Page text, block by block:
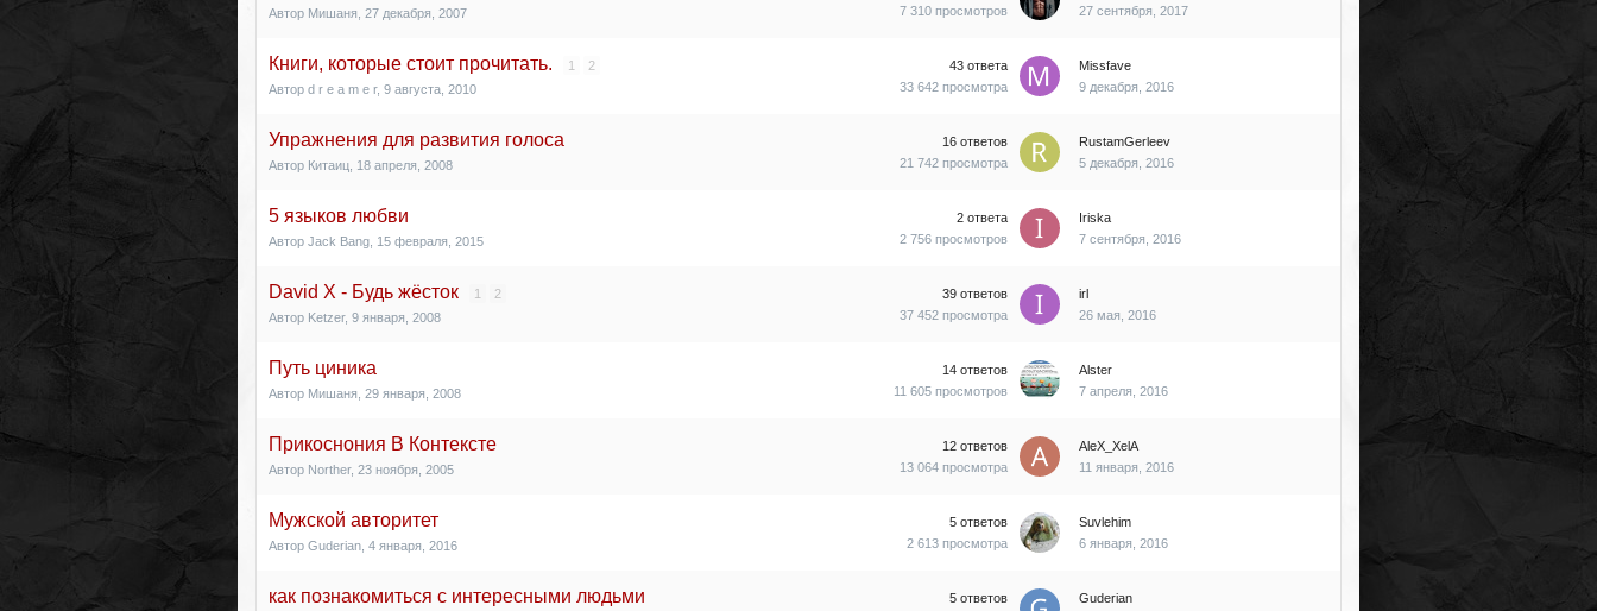
Автор Мишаня 27 декабря, 2007
7 310 просмотров
27 сентября, 2017
Книги, которые стоит прочитать. 1
2
Автор d r e a m e r, 9 августа, 2010
43 ответа
33 642 просмотра
Missfave
9 декабря, 2016
Упражнения для развития голоса
Автор Китаиц 18 апреля, 2008
16 ответов
21 742 просмотра
RustamGerleev
5 декабря, 2016
5 языков любви
Автор Jack Bang 15 февраля, 2015
2 ответа
2 756 просмотров
Iriska
7 сентября, 2016
David X - Будь жёсток 1
2
Автор Ketzer, 9 января, 2008
39 ответов
37 452 просмотра
irl
26 мая, 2016
Путь циника
Автор Мишаня 29 января, 2008
14 ответов
11 605 просмотров
Alster
7 апреля, 2016
Прикоснония В Контексте
Автор Norther, 23 ноября, 2005
12 ответов
13 064 просмотра
AleX_XelA
11 января, 2016
Мужской авторитет
Автор Guderian 4 января, 2016
5 ответов
2 613 просмотра
Suvlehim
6 января, 2016
как познакомиться с интересными людьми 5 ответов
Guderian